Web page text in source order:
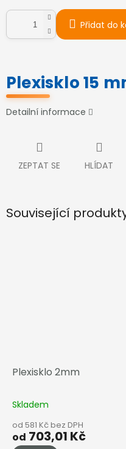
Přidat do
Plexisklo 15
Detailní informace
ZEPTAT SE HLÍDAT
Související
Plexisklo 2mm
Skladem
od 581 Kč bez DPH
od 703,01 Kč